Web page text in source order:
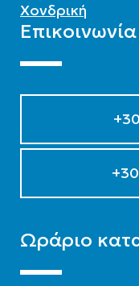
Χονδρική
Επικοινωνία
Ωράριο